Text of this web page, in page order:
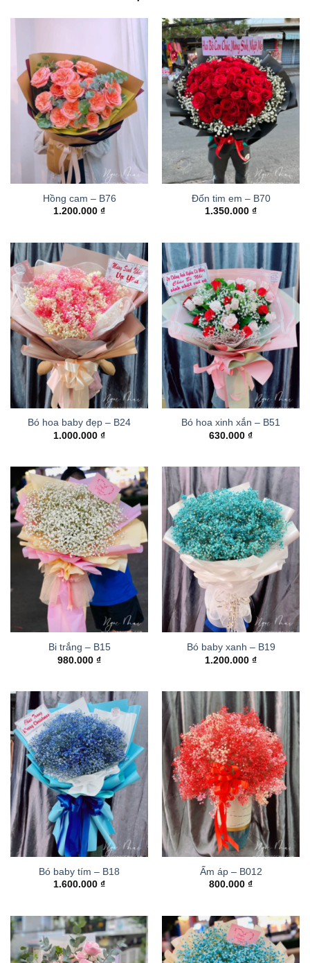
Hồng cam – B76
1.200.000 ₫
Đốn tim em – B70
1.350.000 ₫
Bó hoa baby đẹp – B24
1.000.000 ₫
Bó hoa xinh xắn – B51
630.000 ₫
Bi trắng – B15
980.000 ₫
Bó baby xanh – B19
1.200.000 ₫
Bó baby tím – B18
1.600.000 ₫
Ấm áp – B012
800.000 ₫